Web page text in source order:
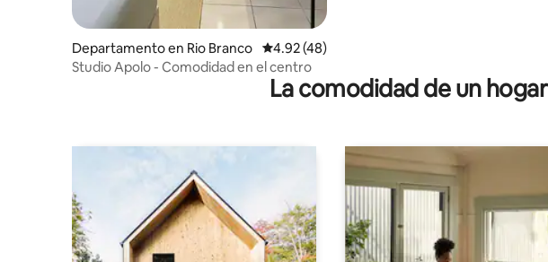
Departamento en Rio Branco Calificación promedio: 4.92 de 5; 48
4.92 (48)
Studio Apolo - Comodidad en el centro
La comodidad de un